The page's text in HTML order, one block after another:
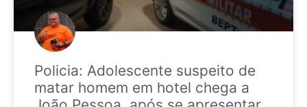
Policia: Adolescente suspeito de
matar homem em hotel chega a